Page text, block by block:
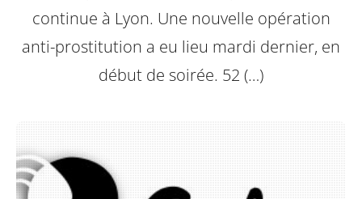
continue à Lyon. Une nouvelle opération
anti-prostitution a eu lieu mardi dernier, en
début de soirée. 52 (…)